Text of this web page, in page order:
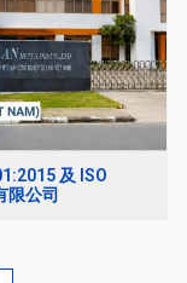
及 ISO
限公司